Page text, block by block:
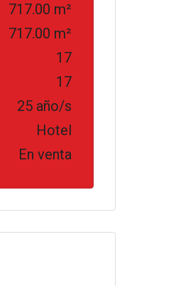
717.00 m²
717.00 m²
17
17
25 año/s
Hotel
En venta